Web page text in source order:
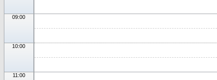
09:00
10:00
11:00